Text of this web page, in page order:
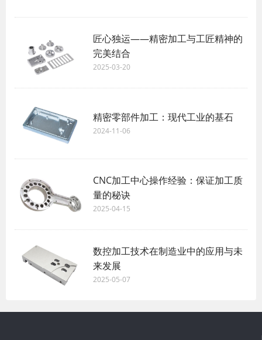
匠心独运——精密加工与工匠精神的
完美结合
2025-03-20
精密零部件加工：现代工业的基石
2024-11-06
CNC加工中心操作经验：保证加工质
量的秘诀
2025-04-15
数控加工技术在制造业中的应用与未
来发展
2025-05-07